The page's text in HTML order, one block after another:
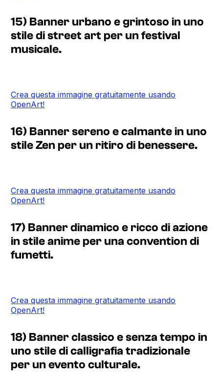
15) Banner urbano e grintoso in uno
stile di street art per un festival
musicale.
Crea questa immagine gratuitamente usando
OpenArt!
16) Banner sereno e calmante in uno
stile Zen per un ritiro di benessere.
Crea questa immagine gratuitamente usando
OpenArt!
17) Banner dinamico e ricco di azione
in stile anime per una convention di
fumetti.
Crea questa immagine gratuitamente usando
OpenArt!
18) Banner classico e senza tempo in
uno stile di calligrafia tradizionale
per un evento culturale.